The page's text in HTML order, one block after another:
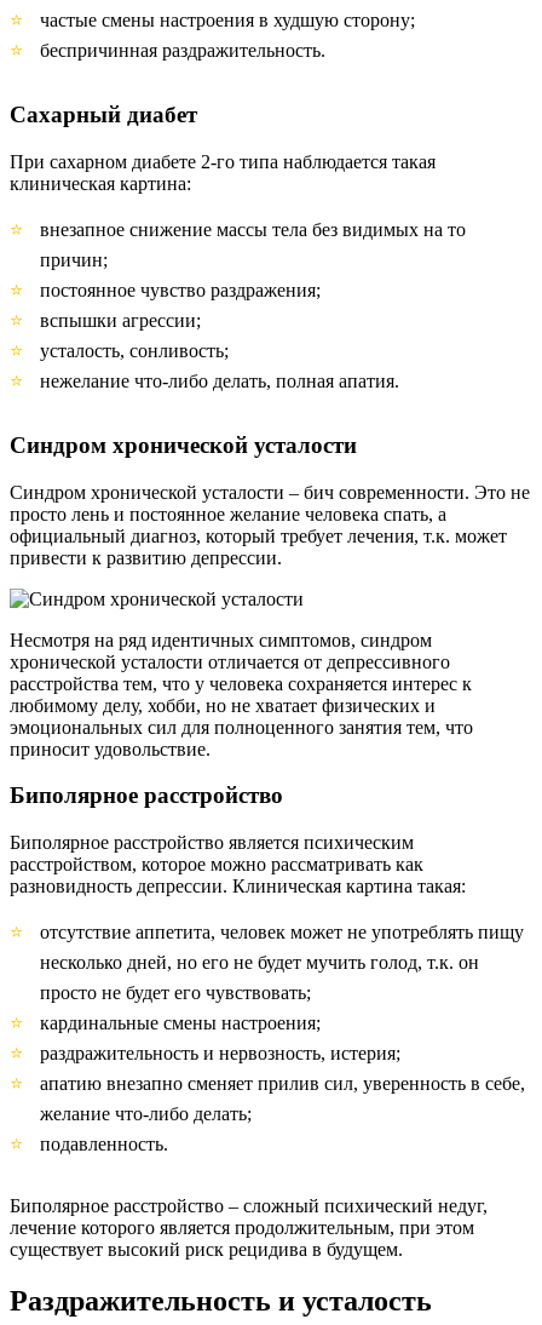
частые смены настроения в худшую сторону;
беспричинная раздражительность.
Сахарный диабет
При сахарном диабете 2-го типа наблюдается такая
клиническая картина:
внезапное снижение массы тела без видимых на то
причин;
постоянное чувство раздражения;
вспышки агрессии;
усталость, сонливость;
нежелание что-либо делать, полная апатия.
Синдром хронической усталости
Синдром хронической усталости – бич современности. Это не
просто лень и постоянное желание человека спать, а
официальный диагноз, который требует лечения, т.к. может
привести к развитию депрессии.
Несмотря на ряд идентичных симптомов, синдром
хронической усталости отличается от депрессивного
расстройства тем, что у человека сохраняется интерес к
любимому делу, хобби, но не хватает физических и
эмоциональных сил для полноценного занятия тем, что
приносит удовольствие.
Биполярное расстройство
Биполярное расстройство является психическим
расстройством, которое можно рассматривать как
разновидность депрессии. Клиническая картина такая:
отсутствие аппетита, человек может не употреблять пищу
несколько дней, но его не будет мучить голод, т.к. он
просто не будет его чувствовать;
кардинальные смены настроения;
раздражительность и нервозность, истерия;
апатию внезапно сменяет прилив сил, уверенность в себе,
желание что-либо делать;
подавленность.
Биполярное расстройство – сложный психический недуг,
лечение которого является продолжительным, при этом
существует высокий риск рецидива в будущем.
Раздражительность и усталость